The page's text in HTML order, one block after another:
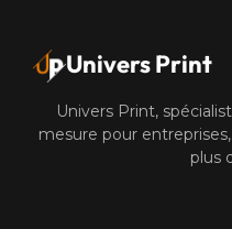
Univers Print
Univers Print,
mesure pour
plus